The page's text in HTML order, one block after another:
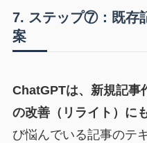
7. ステップ⑦：既存
案
ChatGPTは、新規記事
の改善（リライト）に
び悩んでいる記事のテ